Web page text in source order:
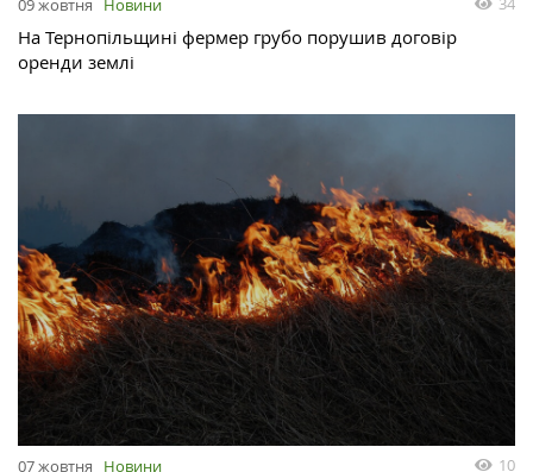
09 жовтня Новини
На Тернопільщині фермер грубо порушив договір
оренди землі
07 жовтня Новини 10